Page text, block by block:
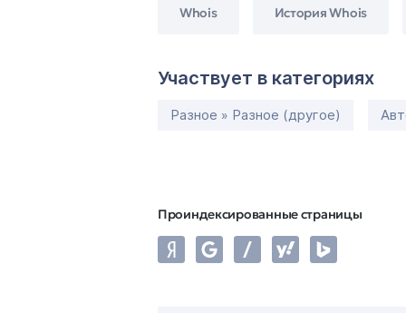
Whois История Whois
Участвует в категориях
Разное » Разное (другое)
Проиндексированные страницы